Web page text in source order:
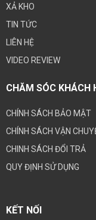
XẢ KHO
TIN TỨC
LIÊN HỆ
VIDEO REVIEW
CHĂM SÓC KHÁCH
CHÍNH SÁCH BẢO MẬT
CHÍNH SÁCH VẬN
CHINH SÁCH ĐỔI TRẢ
QUY ĐỊNH SỬ DỤNG
KẾT NỐI